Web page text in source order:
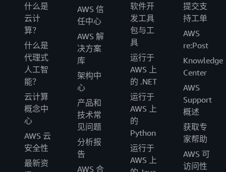
什么是
云计
算？
什么是
代理式
人工智
能？
云计算
概念中
心
AWS 云
安全性
最新资
AWS 信
任中心
AWS 解
决方案
库
架构中
心
产品和
技术常
见问题
分析报
告
AWS 合
软件开
发工具
包与工
具
运行于
AWS 上
的 .NET
运行于
AWS 上
的
Python
运行于
AWS 上
提交支
持工单
AWS
re:Post
Knowledge
Center
AWS
Support
概述
获取专
家帮助
AWS 可
访问性